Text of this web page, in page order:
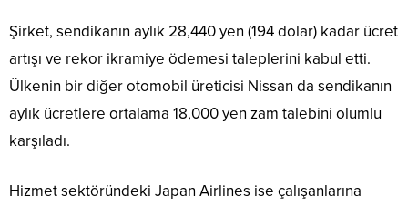
Şirket, sendikanın aylık 28,440 yen (194 dolar) kadar ücret
artışı ve rekor ikramiye ödemesi taleplerini kabul etti.
Ülkenin bir diğer otomobil üreticisi Nissan da sendikanın
aylık ücretlere ortalama 18,000 yen zam talebini olumlu
karşıladı.
Hizmet sektöründeki Japan Airlines ise çalışanlarına